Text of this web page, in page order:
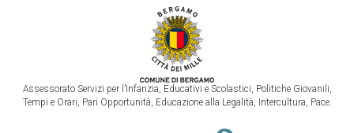
Assessorato Servizi per l’Infanzia, Educativi e Scolastici, Politiche Giovanili,
Tempi e Orari, Pari Opportunità, Educazione alla Legalità, Intercultura, Pace.